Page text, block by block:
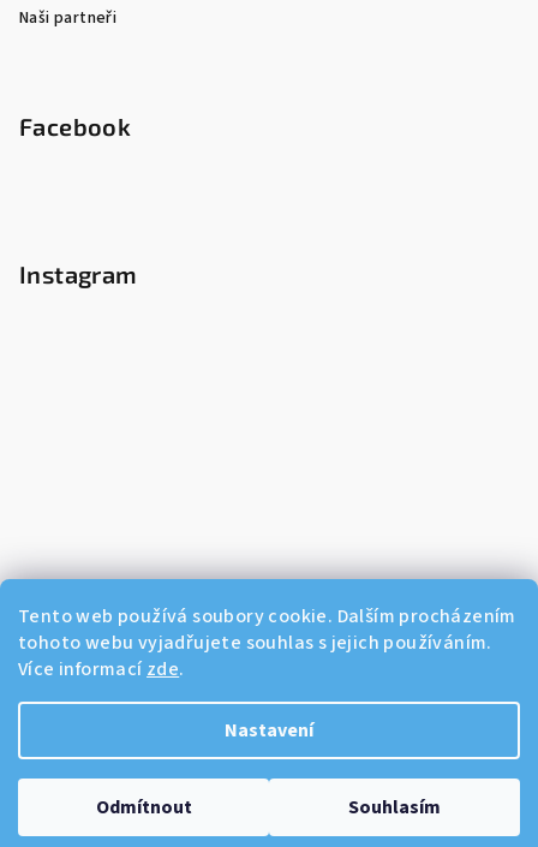
Tento web používá soubory cookie. Dalším procházením
tohoto webu vyjadřujete souhlas s jejich používáním.
Více informací zde.
Nastavení
Odmítnout Souhlasím
Naši partneři
Facebook
Instagram
Sledovat na Instagramu
Vytvořil Shoptet